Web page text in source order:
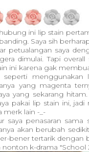
ini lip stain
Saya sih
petualangan saya
dimulai. Tapi overall
ini karena gak
seperti menggunakan
yang magenta
yang sekarang
pakai lip stain ini, jadi
merk lain -_-
saya penasaran sama
akan berubah
bener tertarik dengan
k-drama "School